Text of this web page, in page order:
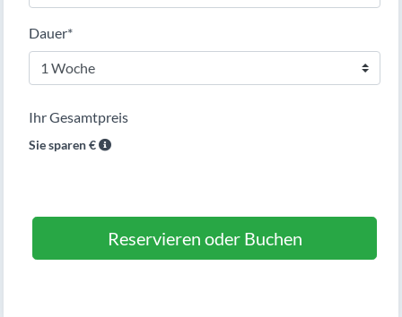
Pflichtfeld
Dauer*
Ihr Gesamtpreis
Sie sparen€
Reservieren oder Buchen